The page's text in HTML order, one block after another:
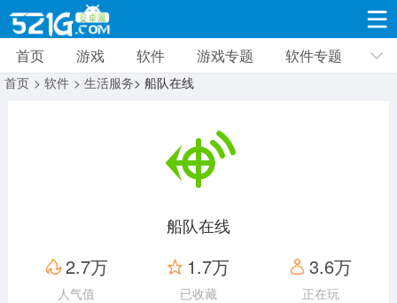
游戏 软件 游戏专题 软件专题 新闻资讯
8691款应用
动作闯关
赛车竞速
3628款应用
卡牌对战
2051款应用
体育运动
1278款应用
首页 游戏 软件 游戏专题 软件专题
首页 > 软件 > 生活服务> 船队在线
船队在线
2.7万
人气值
1.7万
已收藏
3.6万
正在玩